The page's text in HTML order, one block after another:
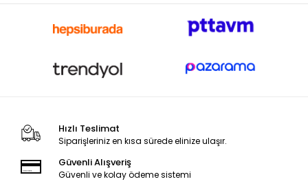
Hızlı Teslimat
Siparişleriniz en kısa sürede elinize ulaşır.
Güvenli Alışveriş
Güvenli ve kolay ödeme sistemi